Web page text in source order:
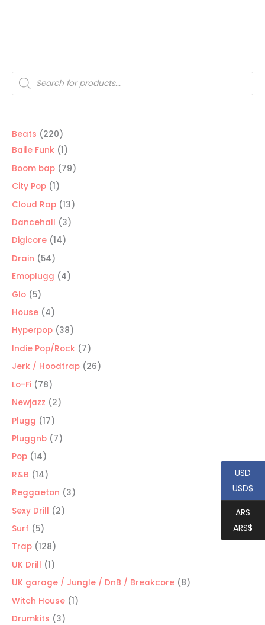
Búsqueda
de
productos
Beats 220220
productos
Baile Funk 11
producto
Boom bap 7979
City Pop 11
producto
Cloud Rap 1313
productos
Dancehall 33
Digicore 1414
Drain 5454
productos
Emoplugg 44
Glo 55
productos
House 44
productos
Hyperpop 3838
productos
Indie Pop/Rock 77
productos
Jerk / Hoodtrap 2626
Lo-Fi 7878
productos
Newjazz 22
Plugg 1717
productos
Pluggnb 77
Pop 1414
productos
R&B 1414
productos
Reggaeton 33
Sexy Drill 22
Surf 55
productos
Trap 128128
productos
UK Drill 11
producto
UK garage / Jungle / DnB / Breakcore 88
Witch House 11
Drumkits 33
USD
USD$
ARS
ARS$